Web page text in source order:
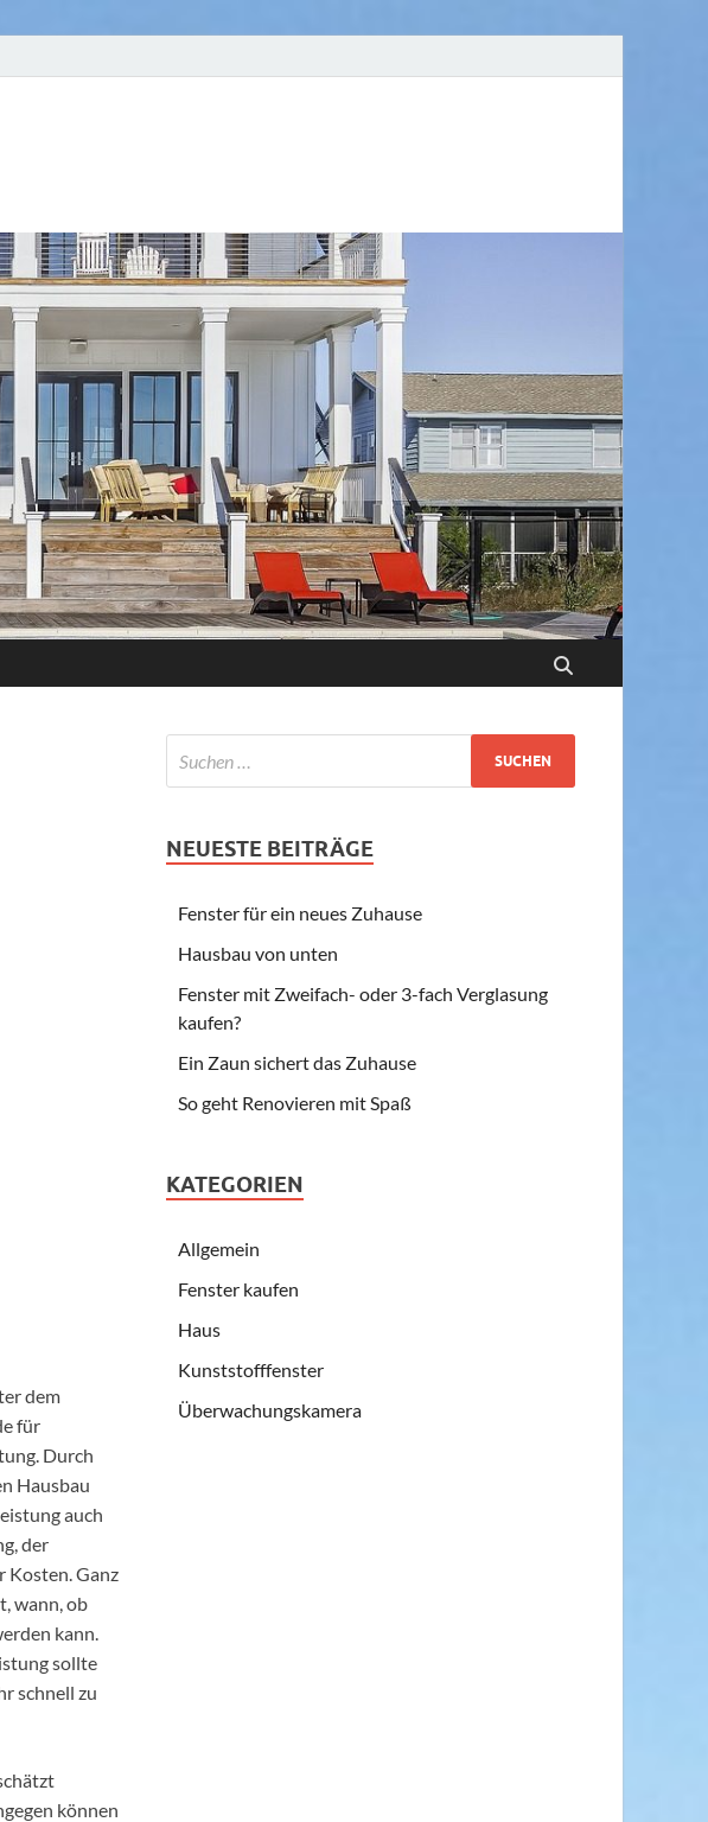
dem
für
Durch
Hausbau
auch
der
Kosten. Ganz
wann, ob
kann.
sollte
schnell zu
können
NEUESTE BEITRÄGE
Fenster für ein neues Zuhause
Hausbau von unten
Fenster mit Zweifach- oder 3-fach Verglasung
kaufen?
Ein Zaun sichert das Zuhause
So geht Renovieren mit Spaß
KATEGORIEN
Allgemein
Fenster kaufen
Haus
Kunststofffenster
Überwachungskamera